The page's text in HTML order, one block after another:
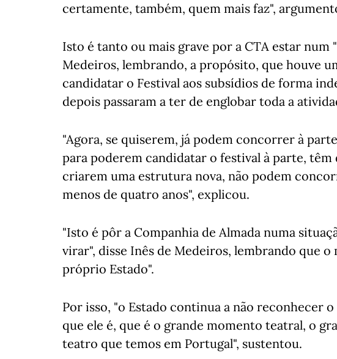
certamente, também, quem mais faz",
Isto é tanto ou mais grave por a CTA estar num
Medeiros, lembrando, a propósito, que houve
candidatar o Festival aos subsídios de forma
depois passaram a ter de englobar toda a
"Agora, se quiserem, já podem concorrer à
para poderem candidatar o festival à parte,
criarem uma estrutura nova, não podem
menos de quatro anos", explicou.
"Isto é pôr a Companhia de Almada numa
virar", disse Inês de Medeiros, lembrando que
próprio Estado".
Por isso, "o Estado continua a não reconhecer
que ele é, que é o grande momento teatral, o
teatro que temos em Portugal", sustentou.